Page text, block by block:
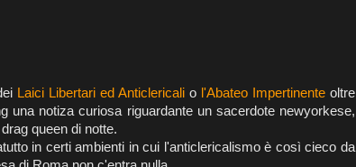
Laici Libertari ed Anticlericali o l'Abateo Impertinente oltre
una notiza curiosa riguardante un sacerdote newyorkese,
queen di notte.
in certi ambienti in cui l'anticlericalismo è così cieco da